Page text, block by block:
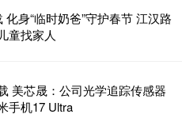
身“临时奶爸”守护春节 江汉路
童找家人
美芯晟：公司光学追踪传感器
手机17 Ultra